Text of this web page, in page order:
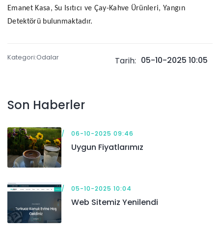
Emanet Kasa, Su Isıtıcı ve Çay-Kahve Ürünleri, Yangın
Detektörü bulunmaktadır.
Kategori:Odalar Tarih: 05-10-2025 10:05
Son Haberler
06-10-2025 09:46
Uygun Fiyatlarımız
05-10-2025 10:04
Web Sitemiz Yenilendi